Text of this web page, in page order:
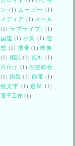
ン (1) ムービー (1)
メディア (1) メール
(1) ラブライブ! (1)
国連 (1) 小鳥 (1) 感
想 (1) 携帯 (1) 映像
(1) 模試 (1) 無料 (1)
片付け (1) 生徒総会
(1) 病気 (1) 節電 (1)
絵文字 (1) 選挙 (1)
電子工作 (1)